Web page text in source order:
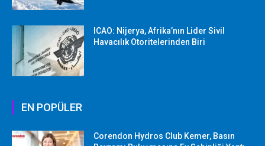
ICAO: Nijerya, Afrika’nın Lider Sivil
Havacılık Otoritelerinden Biri
EN POPÜLER
Corendon Hydros Club Kemer, Basın